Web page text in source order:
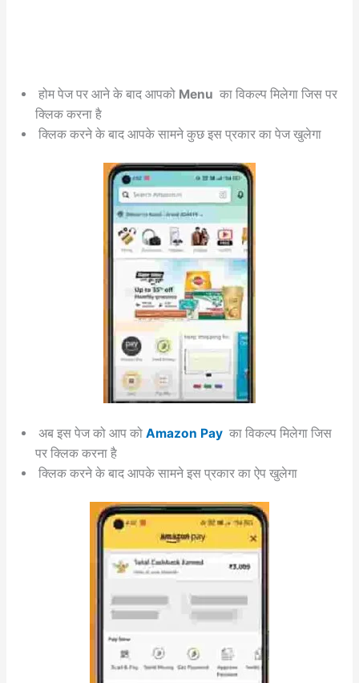
होम पेज पर आने के बाद आपको Menu का विकल्प मिलेगा जिस पर
क्लिक करना है
क्लिक करने के बाद आपके सामने कुछ इस प्रकार का पेज खुलेगा
अब इस पेज को आप को Amazon Pay का विकल्प मिलेगा जिस
पर क्लिक करना है
क्लिक करने के बाद आपके सामने इस प्रकार का ऐप खुलेगा